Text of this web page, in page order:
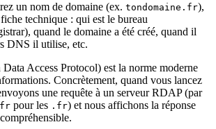
un nom de domaine (ex. tondomaine.fr),
technique : qui est le bureau
quand le domaine a été créé, quand il
DNS il utilise, etc.
Access Protocol) est la norme moderne
Concrètement, quand vous lancez
une requête à un serveur RDAP (par
pour les .fr) et nous affichons la réponse